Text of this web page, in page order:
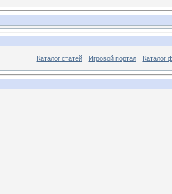
Каталог статей Игровой портал Каталог